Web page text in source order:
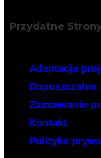
Przydatne
Adaptacja
Zamawianie
Kontakt
Polityka